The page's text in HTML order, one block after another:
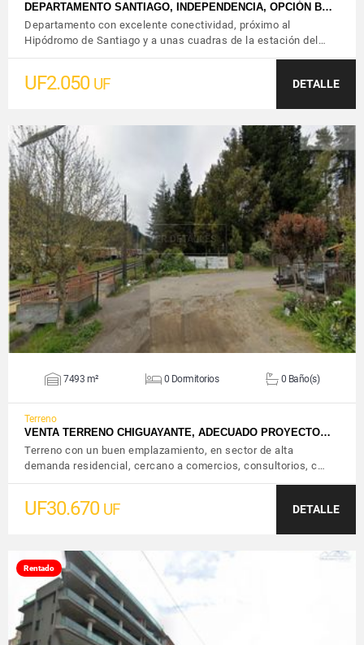
DEPARTAMENTO SANTIAGO, INDEPENDENCIA, OPCIÓN B…
Departamento con excelente conectividad, próximo al
Hipódromo de Santiago y a unas cuadras de la estación del…
UF2.050 UF DETALLE
VER DETALLES
7493 m² 0 Dormitorios 0 Baño(s)
Terreno
VENTA TERRENO CHIGUAYANTE, ADECUADO PROYECTO…
Terreno con un buen emplazamiento, en sector de alta
demanda residencial, cercano a comercios, consultorios, c…
UF30.670 UF DETALLE
Rentado